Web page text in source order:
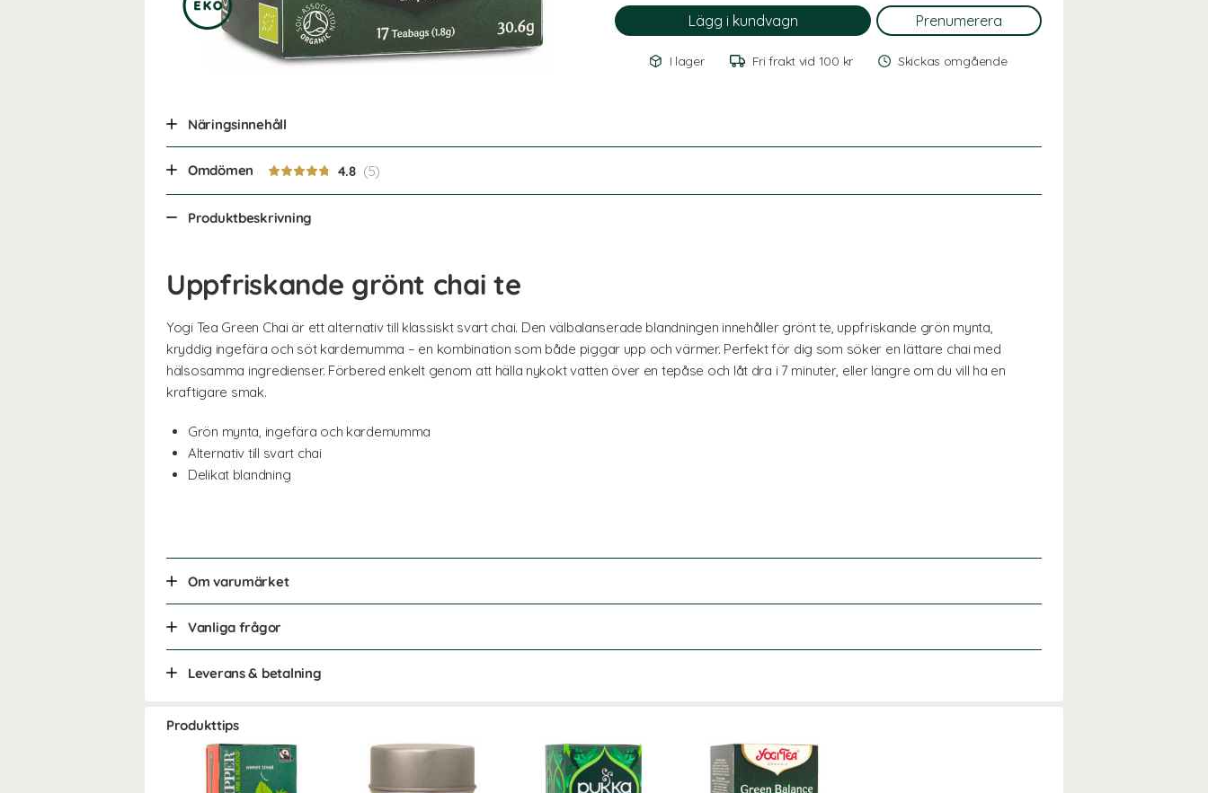
I lager Fri frakt vid 100 kr Skickas omgående
Näringsinnehåll
Omdömen 4.8
Produktbeskrivning
Uppfriskande grönt chai te
Yogi Tea Green Chai är ett alternativ till klassiskt svart chai. Den välbalanserade blandningen innehåller grönt te, uppfriskande grön mynta,
kryddig ingefära och söt kardemumma – en kombination som både piggar upp och värmer. Perfekt för dig som söker en lättare chai med
hälsosamma ingredienser. Förbered enkelt genom att hälla nykokt vatten över en tepåse och låt dra i 7 minuter, eller längre om du vill ha en
kraftigare smak.
Grön mynta, ingefära och kardemumma
Alternativ till svart chai
Delikat blandning
Om varumärket
Vanliga frågor
Leverans & betalning
Produkttips